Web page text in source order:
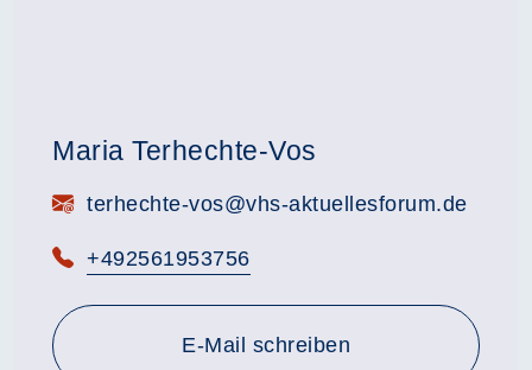
Maria Terhechte-Vos
E-Mail:terhechte-vos@vhs-aktuellesforum.de
Telefon:
+492561953756
E-Mail schreiben